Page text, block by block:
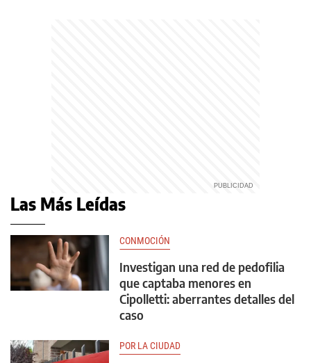
Las Más Leídas
CONMOCIÓN
Investigan una red de pedofilia
que captaba menores en
Cipolletti: aberrantes detalles del
caso
POR LA CIUDAD